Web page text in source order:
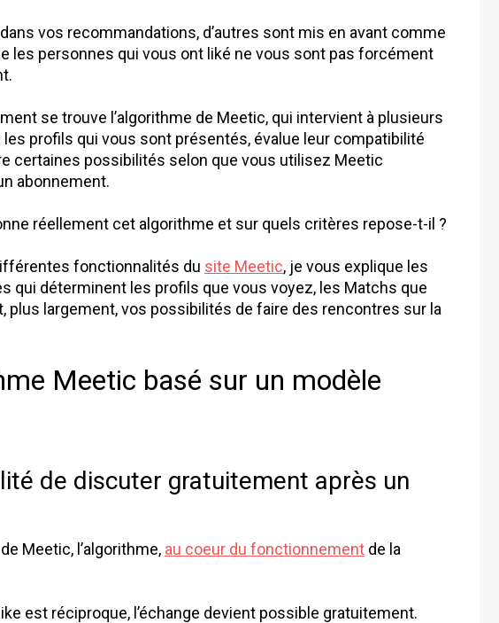
vos recommandations, d’autres sont mis en avant comme
les personnes qui vous ont liké ne vous sont pas forcément
se trouve l’algorithme de Meetic, qui intervient à plusieurs
les profils qui vous sont présentés, évalue leur compatibilité
certaines possibilités selon que vous utilisez Meetic
abonnement.
réellement cet algorithme et sur quels critères repose-t-il ?
fonctionnalités du site Meetic, je vous explique les
qui déterminent les profils que vous voyez, les Matchs que
plus largement, vos possibilités de faire des rencontres sur la
Meetic basé sur un modèle
de discuter gratuitement après un
Meetic, l’algorithme, au coeur du fonctionnement de la
est réciproque, l’échange devient possible gratuitement.